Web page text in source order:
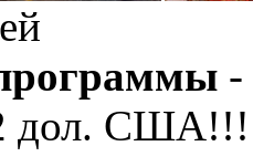
-
дол. США!!!